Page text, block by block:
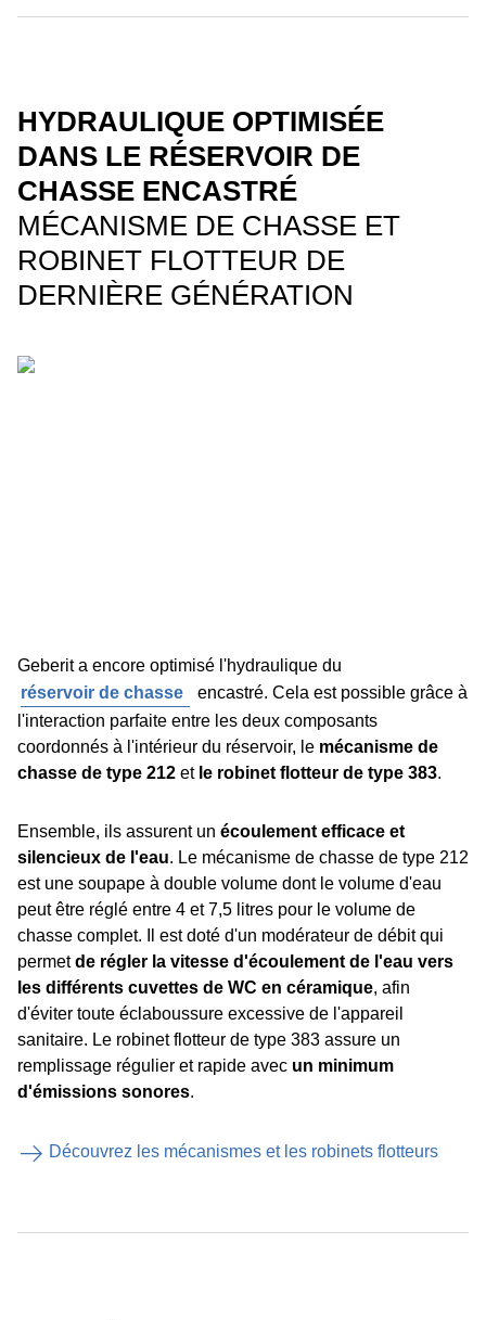
HYDRAULIQUE OPTIMISÉE
DANS LE RÉSERVOIR DE
CHASSE ENCASTRÉ
MÉCANISME DE CHASSE ET
ROBINET FLOTTEUR DE
DERNIÈRE GÉNÉRATION
Geberit a encore optimisé l'hydraulique du
réservoir de chasse
encastré. Cela est possible grâce à
l'interaction parfaite entre les deux composants
coordonnés à l'intérieur du réservoir, le mécanisme de
chasse de type 212 et le robinet flotteur de type 383.
Ensemble, ils assurent un écoulement efficace et
silencieux de l'eau. Le mécanisme de chasse de type 212
est une soupape à double volume dont le volume d'eau
peut être réglé entre 4 et 7,5 litres pour le volume de
chasse complet. Il est doté d'un modérateur de débit qui
permetde régler la vitesse d'écoulement de l'eau vers
les différents cuvettes de WC en céramique, afin
d'éviter toute éclaboussure excessive de l'appareil
sanitaire. Le robinet flotteur de type 383 assure un
remplissage régulier et rapide avec un minimum
d'émissions sonores.
Découvrez les mécanismes et les robinets flotteurs